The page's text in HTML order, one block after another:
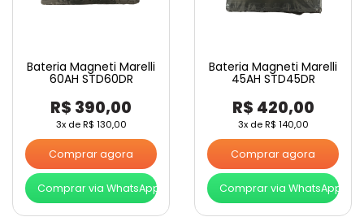
Bateria Magneti Marelli
60AH STD60DR
R$ 390,00
3x deR$ 130,00
Comprar agora
Comprar via WhatsApp
Bateria Magneti Marelli
45AH STD45DR
R$ 420,00
3x deR$ 140,00
Comprar agora
Comprar via WhatsApp